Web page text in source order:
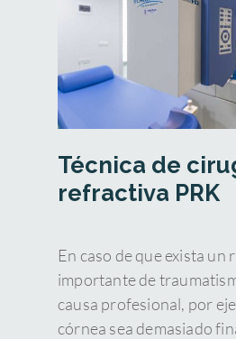
Técnica de
refractiva PRK
En caso de que exista un
importante de
causa profesional, por
córnea sea demasiado